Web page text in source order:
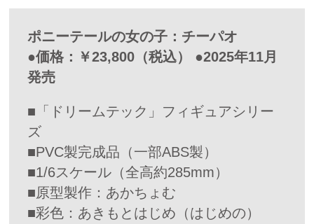
ポニーテールの女の子：チーパオ
●価格：￥23,800（税込） ●2025年11月
発売
■「ドリームテック」フィギュアシリー
ズ
■PVC製完成品（一部ABS製）
■1/6スケール（全高約285mm）
■原型製作：あかちょむ
■彩色：あきもとはじめ（はじめの）